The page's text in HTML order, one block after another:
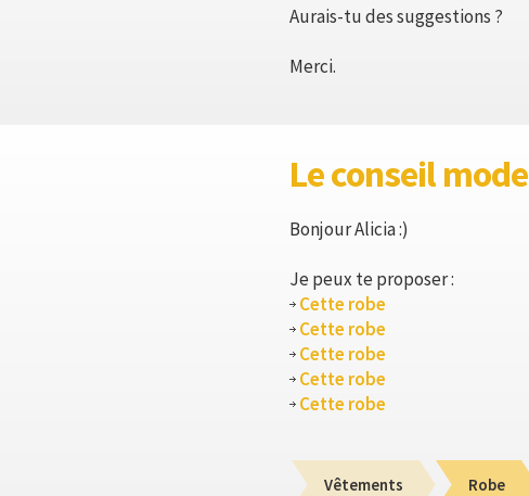
Aurais-tu des suggestions ?
Merci.
Le conseil mode
Bonjour Alicia :)
Je peux te proposer :
Cette robe
Cette robe
Cette robe
Cette robe
Cette robe
Vêtements Robe